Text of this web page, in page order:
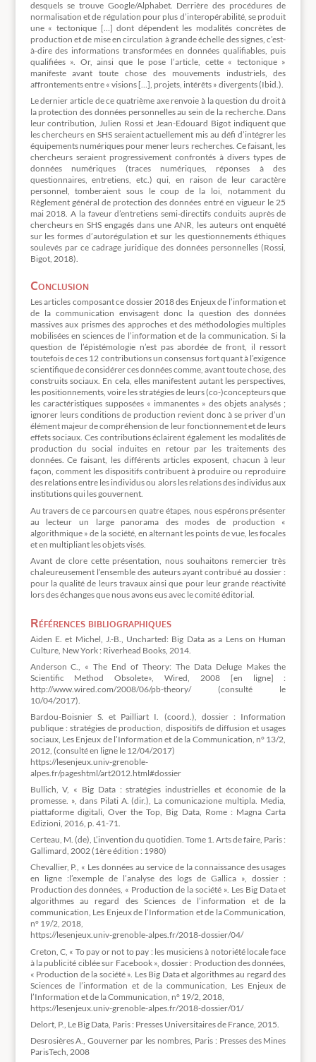
desquels se trouve Google/Alphabet. Derrière des procédures de
normalisation et de régulation pour plus d’interopérabilité, se produit
une « tectonique […] dont dépendent les modalités concrètes de
production et de mise en circulation à grande échelle des signes, c’est-
à-dire des informations transformées en données qualifiables, puis
qualifiées ». Or, ainsi que le pose l’article, cette « tectonique »
manifeste avant toute chose des mouvements industriels, des
affrontements entre « visions […], projets, intérêts » divergents (Ibid.).
Le dernier article de ce quatrième axe renvoie à la question du droit à
la protection des données personnelles au sein de la recherche. Dans
leur contribution, Julien Rossi et Jean-Edouard Bigot indiquent que
les chercheurs en SHS seraient actuellement mis au défi d’intégrer les
équipements numériques pour mener leurs recherches. Ce faisant, les
chercheurs seraient progressivement confrontés à divers types de
données numériques (traces numériques, réponses à des
questionnaires, entretiens, etc.) qui, en raison de leur caractère
personnel, tomberaient sous le coup de la loi, notamment du
Règlement général de protection des données entré en vigueur le 25
mai 2018. A la faveur d’entretiens semi-directifs conduits auprès de
chercheurs en SHS engagés dans une ANR, les auteurs ont enquêté
sur les formes d’autorégulation et sur les questionnements éthiques
soulevés par ce cadrage juridique des données personnelles (Rossi,
Bigot, 2018).
Conclusion
Les articles composant ce dossier 2018 des Enjeux de l’information et
de la communication envisagent donc la question des données
massives aux prismes des approches et des méthodologies multiples
mobilisées en sciences de l’information et de la communication. Si la
question de l’épistémologie n’est pas abordée de front, il ressort
toutefois de ces 12 contributions un consensus fort quant à l’exigence
scientifique de considérer ces données comme, avant toute chose, des
construits sociaux. En cela, elles manifestent autant les perspectives,
les positionnements, voire les stratégies de leurs (co-)concepteurs que
les caractéristiques supposées « immanentes » des objets analysés ;
ignorer leurs conditions de production revient donc à se priver d’un
élément majeur de compréhension de leur fonctionnement et de leurs
effets sociaux. Ces contributions éclairent également les modalités de
production du social induites en retour par les traitements des
données. Ce faisant, les différents articles exposent, chacun à leur
façon, comment les dispositifs contribuent à produire ou reproduire
des relations entre les individus ou alors les relations des individus aux
institutions qui les gouvernent.
Au travers de ce parcours en quatre étapes, nous espérons présenter
au lecteur un large panorama des modes de production «
algorithmique » de la société, en alternant les points de vue, les focales
et en multipliant les objets visés.
Avant de clore cette présentation, nous souhaitons remercier très
chaleureusement l’ensemble des auteurs ayant contribué au dossier :
pour la qualité de leurs travaux ainsi que pour leur grande réactivité
lors des échanges que nous avons eus avec le comité éditorial.
Références bibliographiques
Aiden E. et Michel, J.-B., Uncharted: Big Data as a Lens on Human
Culture, New York : Riverhead Books, 2014.
Anderson C., « The End of Theory: The Data Deluge Makes the
Scientific Method Obsolete», Wired, 2008 [en ligne] :
http://www.wired.com/2008/06/pb-theory/ (consulté le
10/04/2017).
Bardou-Boisnier S. et Pailliart I. (coord.), dossier : Information
publique : stratégies de production, dispositifs de diffusion et usages
sociaux, Les Enjeux de l’Information et de la Communication, n° 13/2,
2012, (consulté en ligne le 12/04/2017)
https://lesenjeux.univ-grenoble-
alpes.fr/pageshtml/art2012.html#dossier
Bullich, V, « Big Data : stratégies industrielles et économie de la
promesse. », dans Pilati A. (dir.), La comunicazione multipla. Media,
piattaforme digitali, Over the Top, Big Data, Rome : Magna Carta
Edizioni, 2016, p. 41-71.
Certeau, M. (de), L’invention du quotidien. Tome 1. Arts de faire, Paris :
Gallimard, 2002 (1ère édition : 1980)
Chevallier, P., « Les données au service de la connaissance des usages
en ligne :l’exemple de l’analyse des logs de Gallica », dossier :
Production des données, « Production de la société ». Les Big Data et
algorithmes au regard des Sciences de l’information et de la
communication, Les Enjeux de l’Information et de la Communication,
n° 19/2, 2018,
https://lesenjeux.univ-grenoble-alpes.fr/2018-dossier/04/
Creton, C, « To pay or not to pay : les musiciens à notoriété locale face
à la publicité ciblée sur Facebook », dossier : Production des données,
« Production de la société ». Les Big Data et algorithmes au regard des
Sciences de l’information et de la communication, Les Enjeux de
l’Information et de la Communication, n° 19/2, 2018,
https://lesenjeux.univ-grenoble-alpes.fr/2018-dossier/01/
Delort, P., Le Big Data, Paris : Presses Universitaires de France, 2015.
Desrosières A., Gouverner par les nombres, Paris : Presses des Mines
ParisTech, 2008